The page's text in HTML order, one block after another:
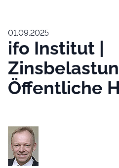
01.09.2025
ifo Institut |
Öffentliche